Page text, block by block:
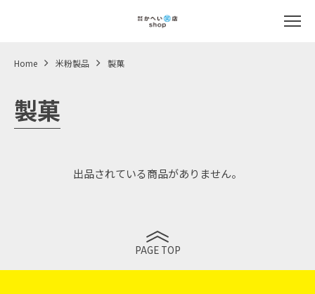
Home 米粉製品 製菓
製菓
出品されている商品がありません。
PAGE TOP